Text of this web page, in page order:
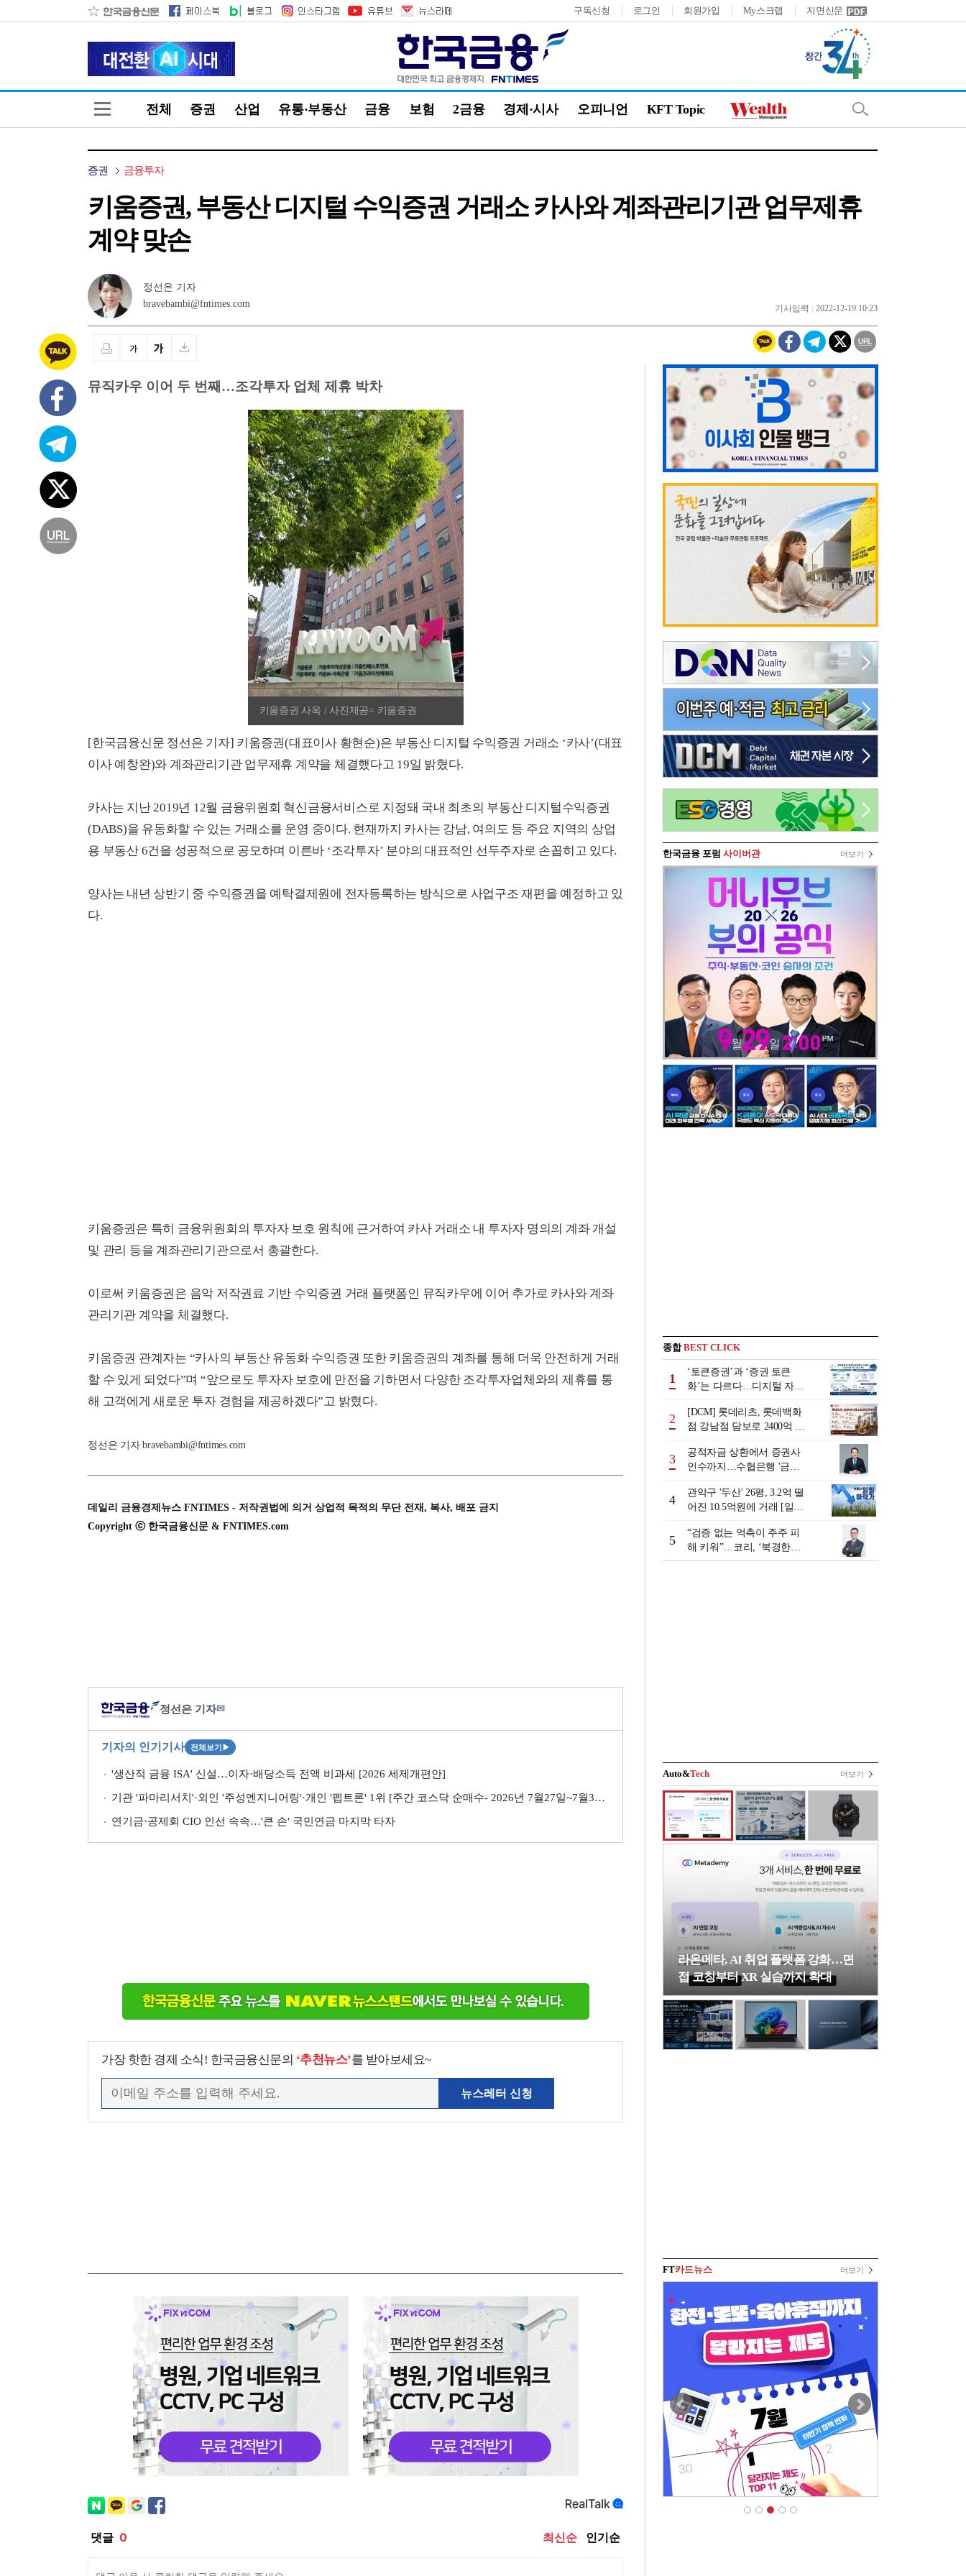
구독신청 로그인 회원가입 My스크랩 지면신문
전체 증권 산업 유통·부동산 금융 보험 2금융 경제·시사 오피니언 KFT Topic
증권 금융투자
키움증권, 부동산 디지털 수익증권 거래소 카사와 계좌관리기관 업무제휴
계약 맞손
정선은 기자
bravebambi@fntimes.com
기사입력 : 2022-12-19 10:23
뮤직카우 이어 두 번째…조각투자 업체 제휴 박차
키움증권 사옥 / 사진제공= 키움증권
[한국금융신문 정선은 기자] 키움증권(대표이사 황현순)은 부동산 디지털 수익증권 거래소 ‘카사’(대표
이사 예창완)와 계좌관리기관 업무제휴 계약을 체결했다고 19일 밝혔다.
카사는 지난 2019년 12월 금융위원회 혁신금융서비스로 지정돼 국내 최초의 부동산 디지털수익증권
(DABS)을 유동화할 수 있는 거래소를 운영 중이다. 현재까지 카사는 강남, 여의도 등 주요 지역의 상업
용 부동산 6건을 성공적으로 공모하며 이른바 ‘조각투자’ 분야의 대표적인 선두주자로 손꼽히고 있다.
양사는 내년 상반기 중 수익증권을 예탁결제원에 전자등록하는 방식으로 사업구조 재편을 예정하고 있
다.
키움증권은 특히 금융위원회의 투자자 보호 원칙에 근거하여 카사 거래소 내 투자자 명의의 계좌 개설
및 관리 등을 계좌관리기관으로서 총괄한다.
이로써 키움증권은 음악 저작권료 기반 수익증권 거래 플랫폼인 뮤직카우에 이어 추가로 카사와 계좌
관리기관 계약을 체결했다.
키움증권 관계자는 “카사의 부동산 유동화 수익증권 또한 키움증권의 계좌를 통해 더욱 안전하게 거래
할 수 있게 되었다”며 “앞으로도 투자자 보호에 만전을 기하면서 다양한 조각투자업체와의 제휴를 통
해 고객에게 새로운 투자 경험을 제공하겠다”고 밝혔다.
정선은 기자 bravebambi@fntimes.com
데일리 금융경제뉴스 FNTIMES - 저작권법에 의거 상업적 목적의 무단 전재, 복사, 배포 금지
Copyright ⓒ 한국금융신문 & FNTIMES.com
정선은 기자✉
기자의 인기기사 전체보기 ▶
'생산적 금융 ISA' 신설…이자·배당소득 전액 비과세 [2026 세제개편안]
기관 '파마리서치'·외인 '주성엔지니어링'·개인 '펩트론' 1위 [주간 코스닥 순매수- 2026년 7월27일~7월31일]
연기금·공제회 CIO 인선 속속…'큰 손' 국민연금 마지막 타자
가장 핫한 경제 소식! 한국금융신문의 ‘추천뉴스’를 받아보세요~
뉴스레터 신청
한국금융 포럼 사이버관 더보기
종합BEST CLICK
1
‘토큰증권’과 ‘증권 토큰
화’는 다르다…디지털 자본
2
[DCM] 롯데리츠, 롯데백화
점 강남점 담보로 2400억 조
3
공적자금 상환에서 증권사
인수까지…수협은행 '금융
행 금융그룹의 꿈①]
4
관악구 '두산' 26평, 3.2억 떨
어진 10.5억원에 거래 [일일
5
“검증 없는 억측이 주주 피
해 키워”…코리, ‘북경한미
미수채권 논란’ 정면 반박
Auto&Tech 더보기
라온메타, AI 취업 플랫폼 강화…면
접 코칭부터 XR 실습까지 확대
FT카드뉴스 더보기